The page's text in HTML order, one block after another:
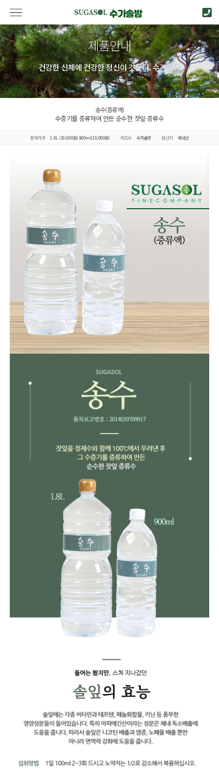
제품안내
건강한 신체에 건강한 정신이 깃든다. 수가솔방
송수(증류액)
수증기를 증류하여 만든 순수한 잣잎 증류수
판매가격 1.8L (19,000원) 900ml(10,000원) 제조사 수가솔방 원산지 국내산